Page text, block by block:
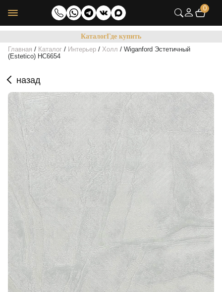
0
КаталогГде купить
Главная / Каталог / Интерьер / Холл / Wiganford Эстетичный
(Estetico) HC6654
назад